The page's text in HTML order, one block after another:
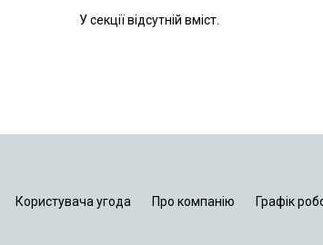
У секції відсутній вміст.
Користувача угода Про компанію Графік